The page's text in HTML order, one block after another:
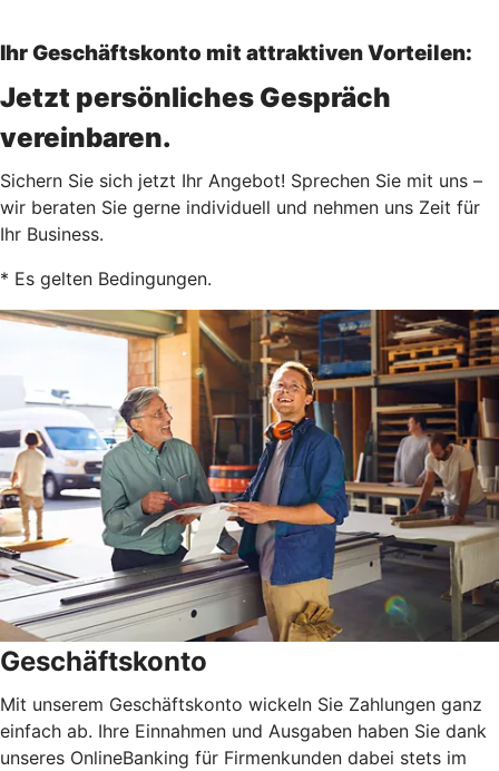
Ihr Geschäftskonto mit attraktiven Vorteilen:
Jetzt persönliches Gespräch
vereinbaren.
Sichern Sie sich jetzt Ihr Angebot! Sprechen Sie mit uns –
wir beraten Sie gerne individuell und nehmen uns Zeit für
Ihr Business.
* Es gelten Bedingungen.
Geschäftskonto
Mit unserem Geschäftskonto wickeln Sie Zahlungen ganz
einfach ab. Ihre Einnahmen und Ausgaben haben Sie dank
unseres OnlineBanking für Firmenkunden dabei stets im